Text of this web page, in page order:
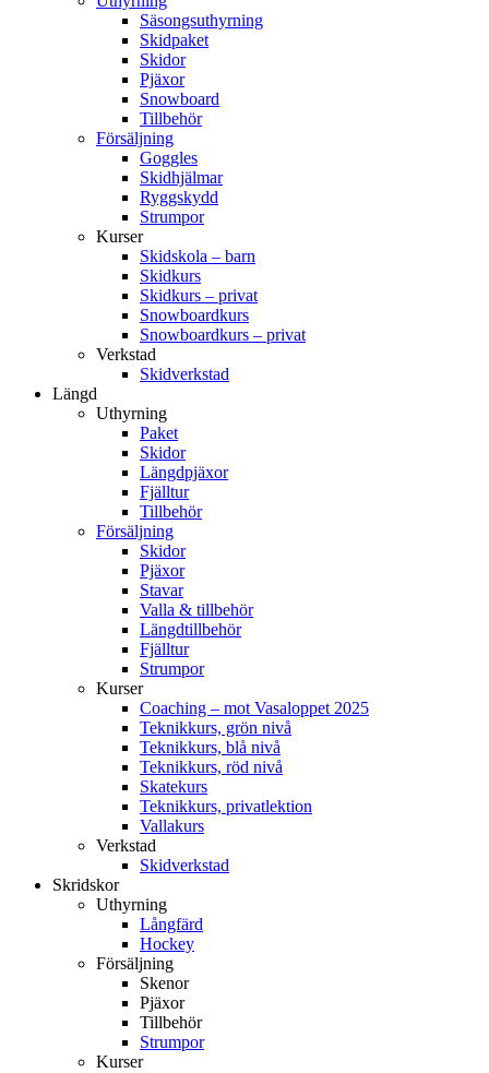
Säsongsuthyrning
Skidpaket
Skidor
Pjäxor
Snowboard
Tillbehör
Försäljning
Goggles
Skidhjälmar
Ryggskydd
Strumpor
Kurser
Skidskola – barn
Skidkurs
Skidkurs – privat
Snowboardkurs
Snowboardkurs – privat
Verkstad
Skidverkstad
Längd
Uthyrning
Paket
Skidor
Längdpjäxor
Fjälltur
Tillbehör
Försäljning
Skidor
Pjäxor
Stavar
Valla & tillbehör
Längdtillbehör
Fjälltur
Strumpor
Kurser
Coaching – mot Vasaloppet 2025
Teknikkurs, grön nivå
Teknikkurs, blå nivå
Teknikkurs, röd nivå
Skatekurs
Teknikkurs, privatlektion
Vallakurs
Verkstad
Skidverkstad
Skridskor
Uthyrning
Långfärd
Hockey
Försäljning
Skenor
Pjäxor
Tillbehör
Strumpor
Kurser